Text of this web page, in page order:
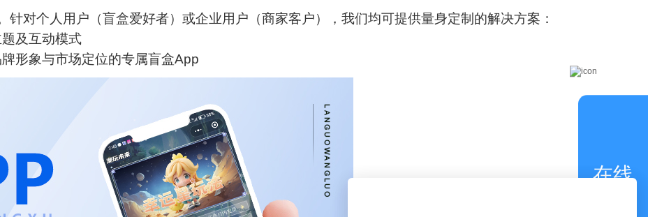
对个人用户（盲盒爱好者）或企业用户（商家客户），我们均可提供量身定制的解决方案：
及互动模式
形象与市场定位的专属盲盒App
在线